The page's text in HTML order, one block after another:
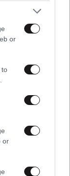
or
to
or
στην
ορμονική